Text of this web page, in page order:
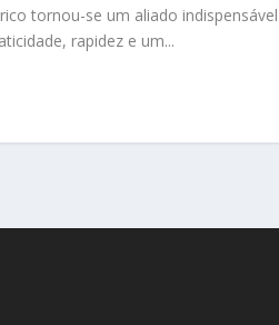
tornou-se um aliado
rapidez e um...